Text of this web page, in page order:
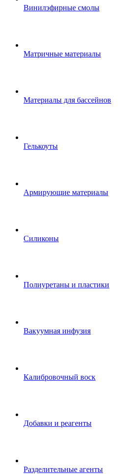
Винилэфирные смолы
Матричные материалы
Материалы для бассейнов
Гелькоуты
Армирующие материалы
Силиконы
Полиуретаны и пластики
Вакуумная инфузия
Калибровочный воск
Добавки и реагенты
Разделительные агенты